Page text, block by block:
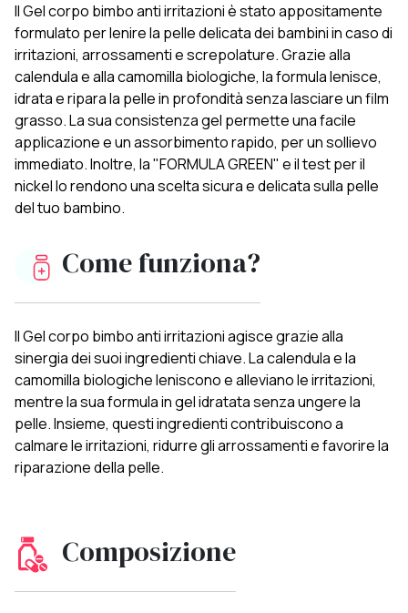
Il Gel corpo bimbo anti irritazioni è stato appositamente
formulato per lenire la pelle delicata dei bambini in caso di
irritazioni, arrossamenti e screpolature. Grazie alla
calendula e alla camomilla biologiche, la formula lenisce,
idrata e ripara la pelle in profondità senza lasciare un film
grasso. La sua consistenza gel permette una facile
applicazione e un assorbimento rapido, per un sollievo
immediato. Inoltre, la "FORMULA GREEN" e il test per il
nickel lo rendono una scelta sicura e delicata sulla pelle
del tuo bambino.
Come funziona?
Il Gel corpo bimbo anti irritazioni agisce grazie alla
sinergia dei suoi ingredienti chiave. La calendula e la
camomilla biologiche leniscono e alleviano le irritazioni,
mentre la sua formula in gel idratata senza ungere la
pelle. Insieme, questi ingredienti contribuiscono a
calmare le irritazioni, ridurre gli arrossamenti e favorire la
riparazione della pelle.
Composizione